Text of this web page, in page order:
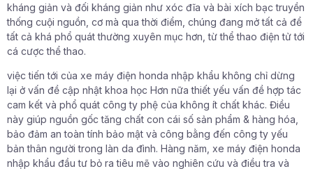
kháng giản và đối kháng giản như xóc đĩa và bài xích bạc truyền
thống cuội nguồn, cơ mà qua thời điểm, chúng đang mở tất cả để
tất cả khá phổ quát thường xuyên mục hơn, từ thể thao điện tử tới
cá cược thể thao.
việc tiến tới của xe máy điện honda nhập khẩu không chỉ dừng
lại ở vấn đề cập nhật khoa học Hơn nữa thiết yếu vấn đề hợp tác
cam kết và phổ quát công ty phệ của không ít chất khác. Điều
này giúp nguồn gốc tăng chất con cái số sản phẩm & hàng hóa,
bảo đảm an toàn tính bảo mật và công bằng đến công ty yếu
bản thân người trong làn da đình. Hàng năm, xe máy điện honda
nhập khẩu đầu tư bỏ ra tiêu mẽ vào nghiên cứu và điều tra và